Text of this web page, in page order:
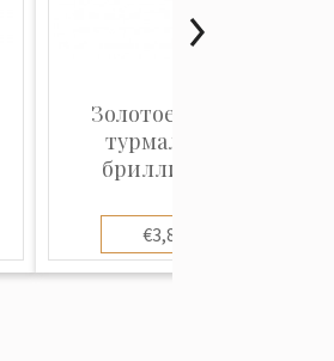
Золотое кольцо с
турмалином и
бриллиантами
€3,800.00